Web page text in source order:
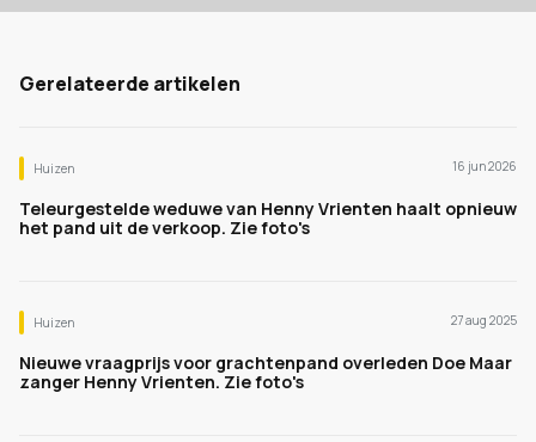
Gerelateerde artikelen
Huizen 16 jun 2026
Teleurgestelde weduwe van Henny Vrienten haalt opnieuw
het pand uit de verkoop. Zie foto's
Huizen 27 aug 2025
Nieuwe vraagprijs voor grachtenpand overleden Doe Maar
zanger Henny Vrienten. Zie foto's